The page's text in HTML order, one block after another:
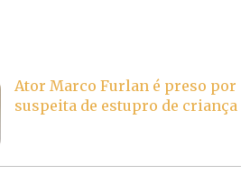
Ator Marco Furlan é preso por
suspeita de estupro de criança